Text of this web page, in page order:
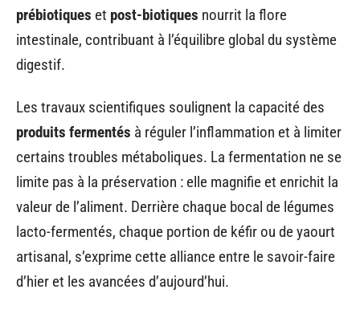
prébiotiques et post-biotiques nourrit la flore
intestinale, contribuant à l’équilibre global du système
digestif.
Les travaux scientifiques soulignent la capacité des
produits fermentés à réguler l’inflammation et à limiter
certains troubles métaboliques. La fermentation ne se
limite pas à la préservation : elle magnifie et enrichit la
valeur de l’aliment. Derrière chaque bocal de légumes
lacto-fermentés, chaque portion de kéfir ou de yaourt
artisanal, s’exprime cette alliance entre le savoir-faire
d’hier et les avancées d’aujourd’hui.